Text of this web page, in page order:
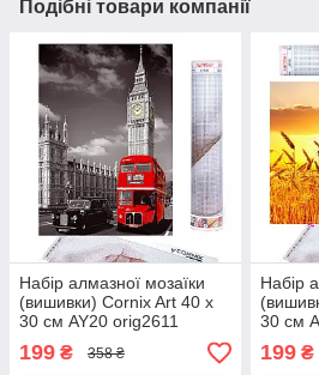
Подібні товари компанії
Набір алмазної мозаїки
(вишивки) Cornix Art 40 x
30 см AY20 orig2611
199 ₴ 358 ₴
Набір
30 см
199₴